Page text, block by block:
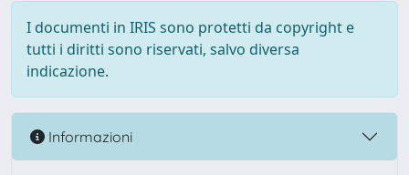
I documenti in IRIS sono protetti da copyright e
tutti i diritti sono riservati, salvo diversa
indicazione.
Informazioni